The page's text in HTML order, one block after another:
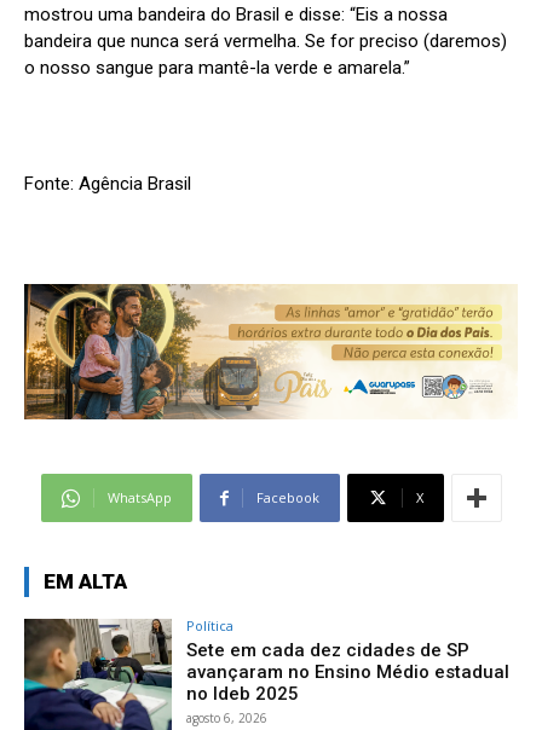
mostrou uma bandeira do Brasil e disse: “Eis a nossa
bandeira que nunca será vermelha. Se for preciso (daremos)
o nosso sangue para mantê-la verde e amarela.”
Fonte: Agência Brasil
WhatsApp Facebook X
EM ALTA
Política
Sete em cada dez cidades de SP
avançaram no Ensino Médio estadual
no Ideb 2025
agosto 6, 2026